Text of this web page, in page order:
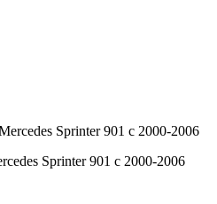
Sprinter 901 с 2000-2006